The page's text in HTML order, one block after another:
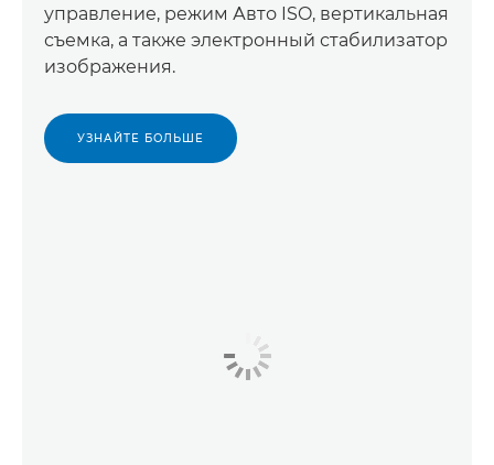
управление, режим Авто ISO, вертикальная
съемка, а также электронный стабилизатор
изображения.
УЗНАЙТЕ БОЛЬШЕ